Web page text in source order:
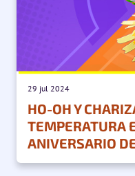
29 jul 2024
HO-OH Y
TEMPERATURA
ANIVERSARIO